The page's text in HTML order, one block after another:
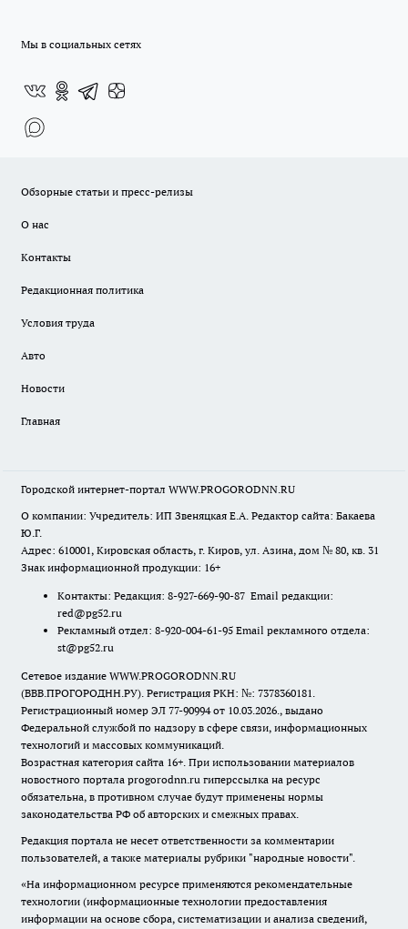
Мы в социальных сетях
Обзорные статьи и пресс-релизы
О нас
Контакты
Редакционная политика
Условия труда
Авто
Новости
Главная
Городской интернет-портал WWW.PROGORODNN.RU
О компании: Учредитель: ИП Звеняцкая Е.А. Редактор сайта: Бакаева
Ю.Г.
Адрес: 610001, Кировская область, г. Киров, ул. Азина, дом № 80, кв. 31
Знак информационной продукции: 16+
Контакты: Редакция: 8-927-669-90-87 Email редакции:
red@pg52.ru
Рекламный отдел: 8-920-004-61-95 Email рекламного отдела:
st@pg52.ru
Сетевое издание WWW.PROGORODNN.RU
(ВВВ.ПРОГОРОДНН.РУ). Регистрация РКН: №: 7378360181.
Регистрационный номер ЭЛ 77-90994 от 10.03.2026., выдано
Федеральной службой по надзору в сфере связи, информационных
технологий и массовых коммуникаций.
Возрастная категория сайта 16+. При использовании материалов
новостного портала progorodnn.ru гиперссылка на ресурс
обязательна, в противном случае будут применены нормы
законодательства РФ об авторских и смежных правах.
Редакция портала не несет ответственности за комментарии
пользователей, а также материалы рубрики "народные новости".
«На информационном ресурсе применяются рекомендательные
технологии (информационные технологии предоставления
информации на основе сбора, систематизации и анализа сведений,